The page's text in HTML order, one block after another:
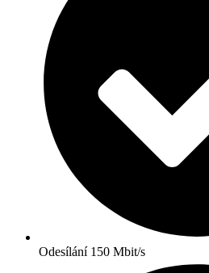
Odesílání 150 Mbit/s